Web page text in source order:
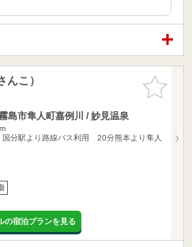
お気に入
りに追加
こ）
島市隼人町嘉例川 / 妙見温泉
分駅より路線バス利用 20分熊本より隼人
の宿泊プランを見る